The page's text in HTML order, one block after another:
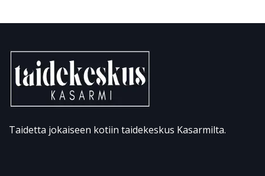
Taidetta jokaiseen kotiin taidekeskus Kasarmilta.